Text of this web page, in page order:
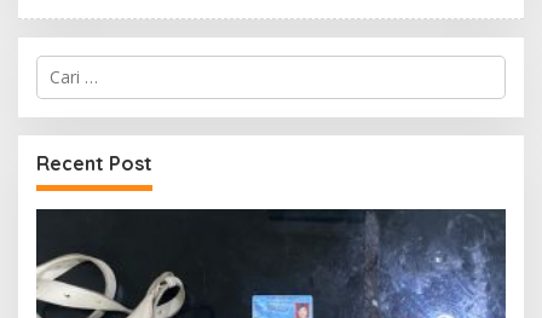
Cari
untuk:
Recent Post